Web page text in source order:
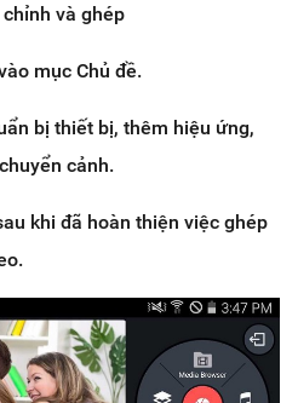
và ghép
mục Chủ đề.
bị thiết bị, thêm hiệu ứng,
cảnh.
khi đã hoàn thiện việc ghép